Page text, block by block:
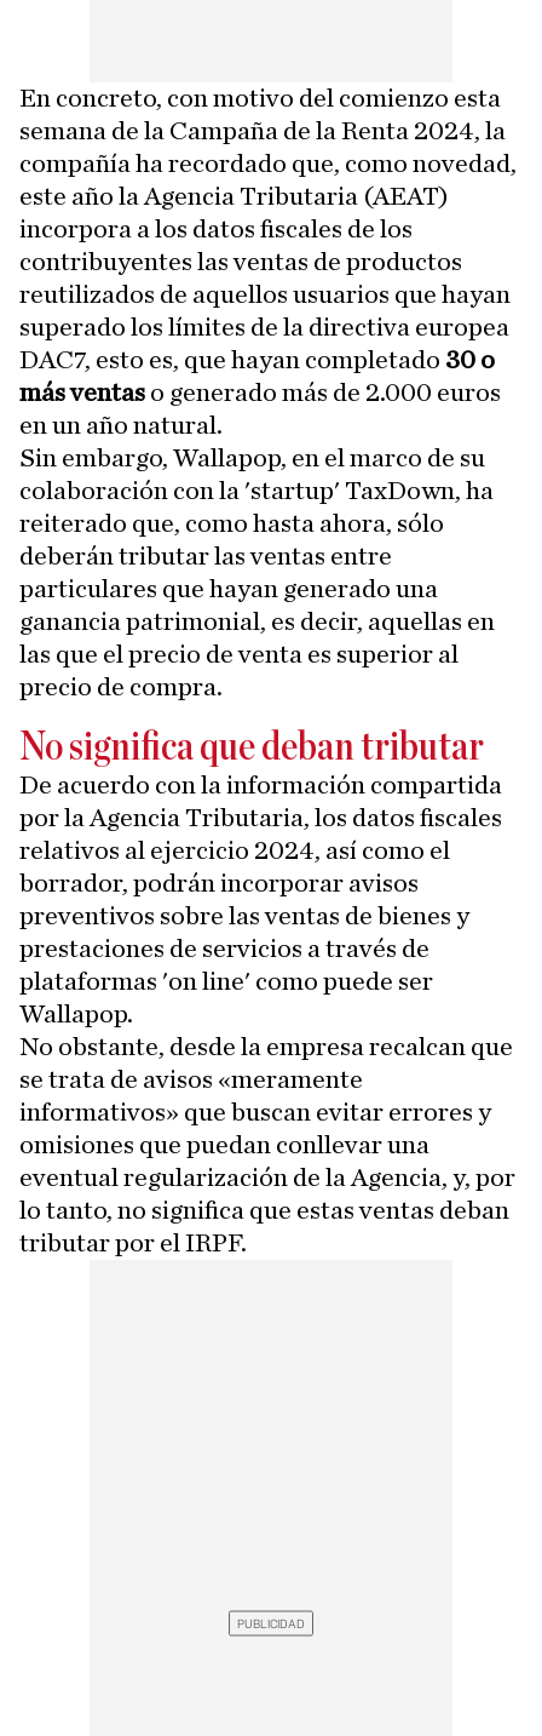
En concreto, con motivo del comienzo esta
semana de la Campaña de la Renta 2024, la
compañía ha recordado que, como novedad,
este año la Agencia Tributaria (AEAT)
incorpora a los datos fiscales de los
contribuyentes las ventas de productos
reutilizados de aquellos usuarios que hayan
superado los límites de la directiva europea
DAC7, esto es, que hayan completado 30 o
más ventas o generado más de 2.000 euros
en un año natural.
Sin embargo, Wallapop, en el marco de su
colaboración con la 'startup' TaxDown, ha
reiterado que, como hasta ahora, sólo
deberán tributar las ventas entre
particulares que hayan generado una
ganancia patrimonial, es decir, aquellas en
las que el precio de venta es superior al
precio de compra.
No significa que deban tributar
De acuerdo con la información compartida
por la Agencia Tributaria, los datos fiscales
relativos al ejercicio 2024, así como el
borrador, podrán incorporar avisos
preventivos sobre las ventas de bienes y
prestaciones de servicios a través de
plataformas 'on line' como puede ser
Wallapop.
No obstante, desde la empresa recalcan que
se trata de avisos «meramente
informativos» que buscan evitar errores y
omisiones que puedan conllevar una
eventual regularización de la Agencia, y, por
lo tanto, no significa que estas ventas deban
tributar por el IRPF.